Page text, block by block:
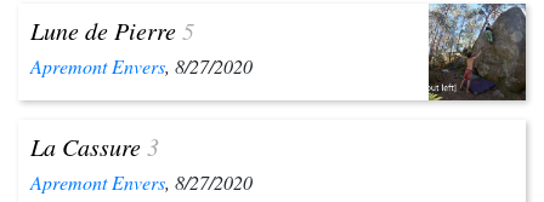
Lune de Pierre5
Apremont Envers, 8/27/2020
La Cassure3
Apremont Envers, 8/27/2020